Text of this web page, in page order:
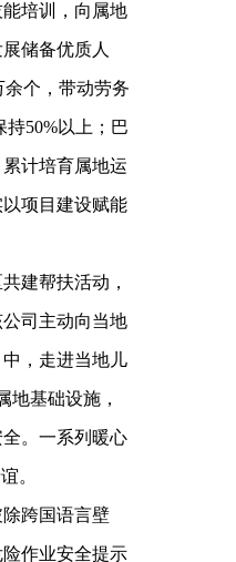
培训，向属地
储备优质人
余个，带动劳务
50%以上；巴
计培育属地运
项目建设赋能
建帮扶活动，
司主动向当地
，走进当地儿
地基础设施，
。一系列暖心
。
跨国语言壁
作业安全提示